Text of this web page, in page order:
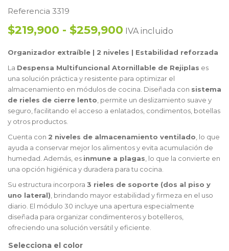
Referencia 3319
$219,900 - $259,900 IVA incluido
Organizador extraíble | 2 niveles | Estabilidad reforzada
La Despensa Multifuncional Atornillable de Rejiplas es
una solución práctica y resistente para optimizar el
almacenamiento en módulos de cocina. Diseñada con sistema
de rieles de cierre lento, permite un deslizamiento suave y
seguro, facilitando el acceso a enlatados, condimentos, botellas
y otros productos.
Cuenta con 2 niveles de almacenamiento ventilado, lo que
ayuda a conservar mejor los alimentos y evita acumulación de
humedad. Además, es inmune a plagas, lo que la convierte en
una opción higiénica y duradera para tu cocina.
Su estructura incorpora 3 rieles de soporte (dos al piso y
uno lateral), brindando mayor estabilidad y firmeza en el uso
diario. El módulo 30 incluye una apertura especialmente
diseñada para organizar condimenteros y botelleros,
ofreciendo una solución versátil y eficiente.
color